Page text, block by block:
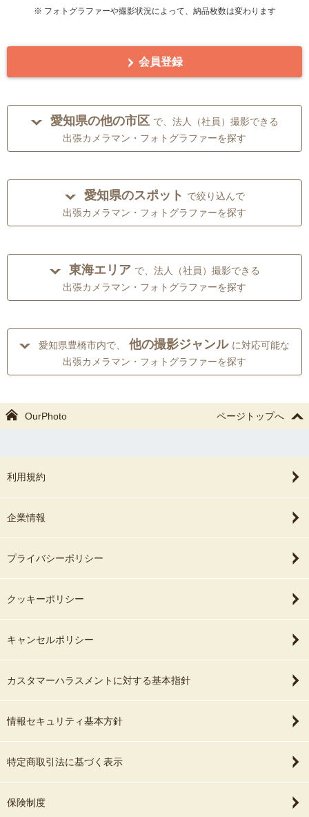
※ フォトグラファーや撮影状況によって、納品枚数は変わります
会員登録
愛知県の他の市区 で、法人（社員）撮影できる
出張カメラマン・フォトグラファーを探す
愛知県のスポット で絞り込んで
出張カメラマン・フォトグラファーを探す
東海エリア で、法人（社員）撮影できる
出張カメラマン・フォトグラファーを探す
愛知県豊橋市内で、 他の撮影ジャンル に対応可能な
出張カメラマン・フォトグラファーを探す
OurPhoto ページトップへ
利用規約
企業情報
プライバシーポリシー
クッキーポリシー
キャンセルポリシー
カスタマーハラスメントに対する基本指針
情報セキュリティ基本方針
特定商取引法に基づく表示
保険制度